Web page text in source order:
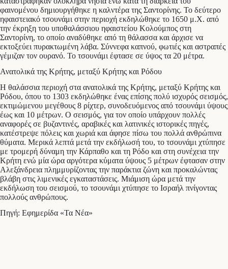
φαινομένου δημιουργήθηκε η καλντέρα της Σαντορίνης. Το δεύτερο
ηφαιστειακό τσουνάμι στην περιοχή εκδηλώθηκε το 1650 μ.Χ. από
την έκρηξη του υποθαλάσσιου ηφαιστείου Κολούμπος στη
Σαντορίνη, το οποίο αναδύθηκε από τη θάλασσα και άρχισε να
εκτοξεύει πυρακτωμένη λάβα. Σύννεφα καπνού, φωτιές και αστραπές
γέμιζαν τον ουρανό. Το τσουνάμι έφτασε σε ύψος τα 20 μέτρα.
Ανατολικά της Κρήτης, μεταξύ Κρήτης και Ρόδου
Η θαλάσσια περιοχή στα ανατολικά της Κρήτης, μεταξύ Κρήτης και
Ρόδου, όπου το 1303 εκδηλώθηκε ένας επίσης πολύ ισχυρός σεισμός,
εκτιμώμενου μεγέθους 8 ρίχτερ, συνοδευόμενος από τσουνάμι ύψους
έως και 10 μέτρων. Ο σεισμός, για τον οποίο υπάρχουν πολλές
αναφορές σε βυζαντινές, αραβικές και λατινικές ιστορικές πηγές,
κατέστρεψε πόλεις και χωριά και άφησε πίσω του πολλά ανθρώπινα
θύματα. Μερικά λεπτά μετά την εκδήλωσή του, το τσουνάμι χτύπησε
με τρομερή δύναμη την Κάρπαθο και τη Ρόδο και στη συνέχεια την
Κρήτη ενώ μία ώρα αργότερα κύματα ύψους 5 μέτρων έφτασαν στην
Αλεξάνδρεια πλημμυρίζοντας την παράκτια ζώνη και προκαλώντας
βλάβη στις λιμενικές εγκαταστάσεις. Μιάμιση ώρα μετά την
εκδήλωση του σεισμού, το τσουνάμι χτύπησε το Ισραήλ πνίγοντας
πολλούς ανθρώπους.
Πηγή: Εφημερίδα «Τα Νέα»